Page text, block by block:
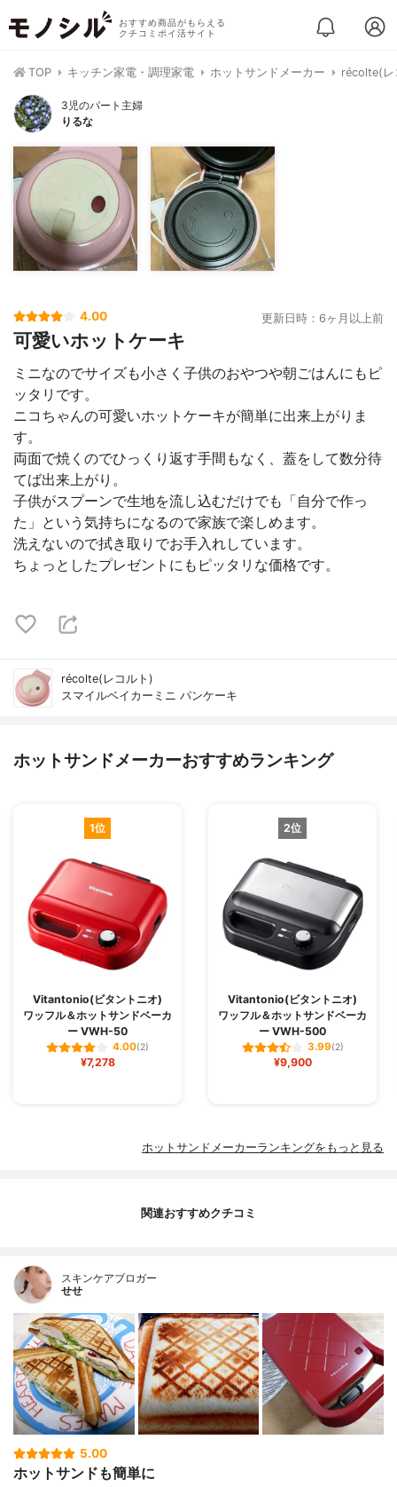
おすすめ商品がもらえる
クチコミポイ活サイト
TOP キッチン家電・調理家電 ホットサンドメーカー récolte(レ
3児のパート主婦
りるな
4.00 更新日時：6ヶ月以上前
可愛いホットケーキ
ミニなのでサイズも小さく子供のおやつや朝ごはんにもピ
ッタリです。
ニコちゃんの可愛いホットケーキが簡単に出来上がりま
す。
両面で焼くのでひっくり返す手間もなく、蓋をして数分待
てば出来上がり。
子供がスプーンで生地を流し込むだけでも「自分で作っ
た」という気持ちになるので家族で楽しめます。
洗えないので拭き取りでお手入れしています。
ちょっとしたプレゼントにもピッタリな価格です。
récolte(レコルト)
スマイルベイカーミニ パンケーキ
ホットサンドメーカーおすすめランキング
1位
Vitantonio(ビタントニオ)
ワッフル＆ホットサンドベーカ
ー VWH-50
4.00(2)
¥7,278
2位
Vitantonio(ビタントニオ)
ワッフル＆ホットサンドベーカ
ー VWH-500
3.99(2)
¥9,900
ホットサンドメーカーランキングをもっと見る
関連おすすめクチコミ
スキンケアブロガー
せせ
5.00
ホットサンドも簡単に